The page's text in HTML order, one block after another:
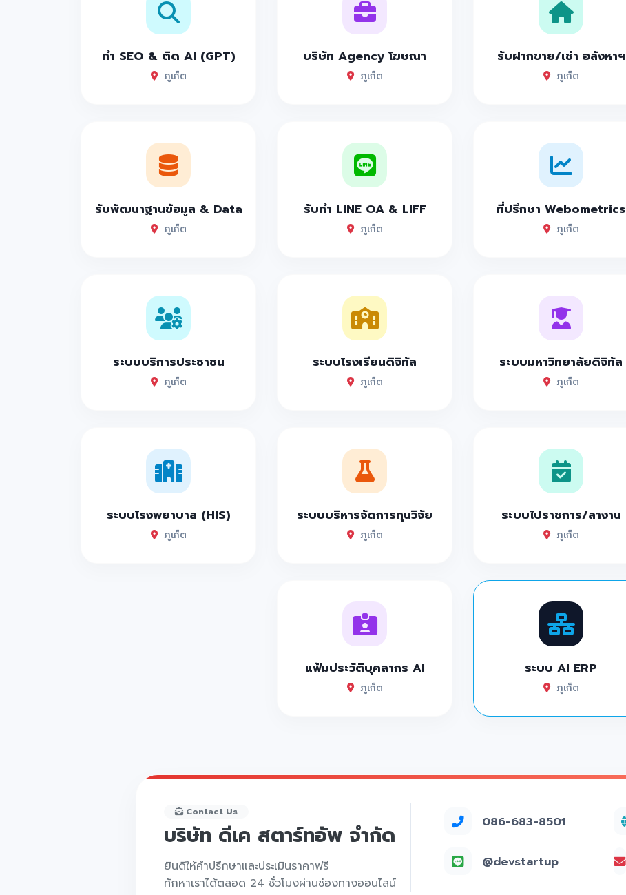
ทำ SEO & ติด AI (GPT)
ภูเก็ต
บริษัท Agency โฆษณา
ภูเก็ต
รับฝากขาย/เช่า อสังหาฯ
ภูเก็ต
รับพัฒนาฐานข้อมูล & Data
ภูเก็ต
รับทำ LINE OA & LIFF
ภูเก็ต
ที่ปรึกษา Webometrics
ภูเก็ต
ระบบบริการประชาชน
ภูเก็ต
ระบบโรงเรียนดิจิทัล
ภูเก็ต
ระบบมหาวิทยาลัยดิจิทัล
ภูเก็ต
ระบบโรงพยาบาล (HIS)
ภูเก็ต
ระบบบริหารจัดการทุนวิจัย
ภูเก็ต
ระบบไปราชการ/ลางาน
ภูเก็ต
แฟ้มประวัติบุคลากร AI
ภูเก็ต
ระบบ AI ERP
ภูเก็ต
Contact Us
บริษัท ดีเค สตาร์ทอัพ จำกัด
ยินดีให้คำปรึกษาและประเมินราคาฟรี
ทักหาเราได้ตลอด 24 ชั่วโมงผ่านช่องทางออนไลน์
086-683-8501
@devstartup